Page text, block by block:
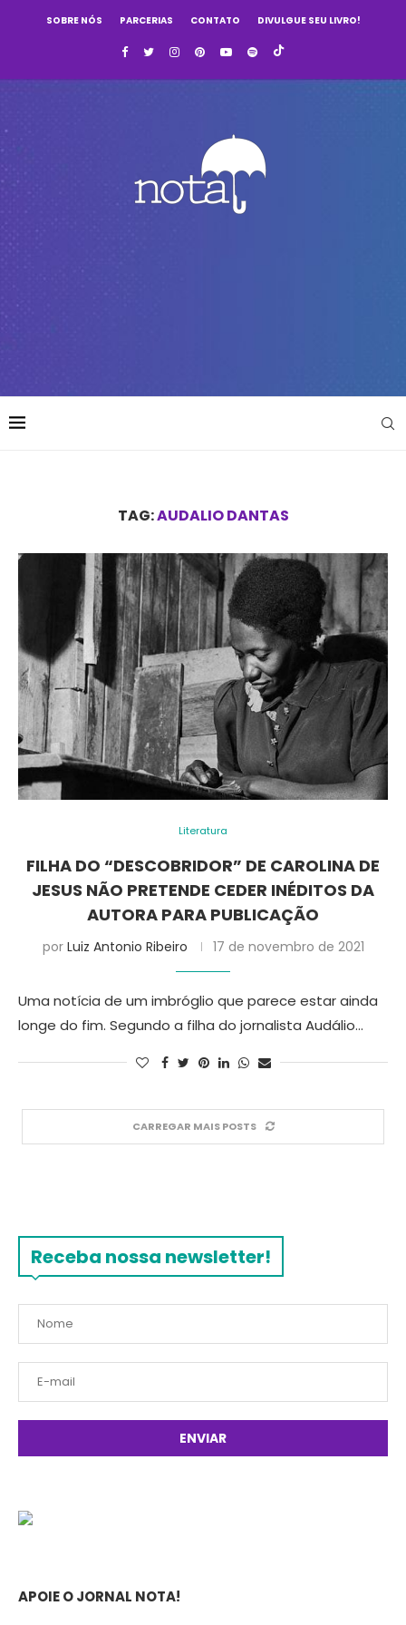
SOBRE NÓS PARCERIAS CONTATO DIVULGUE SEU LIVRO!
TAG:AUDALIO DANTAS
Literatura
FILHA DO “DESCOBRIDOR” DE CAROLINA DE
JESUS NÃO PRETENDE CEDER INÉDITOS DA
AUTORA PARA PUBLICAÇÃO
por Luiz Antonio Ribeiro 17 de novembro de 2021
Uma notícia de um imbróglio que parece estar ainda
longe do fim. Segundo a filha do jornalista Audálio…
CARREGAR MAIS POSTS
Receba nossa newsletter!
APOIE O JORNAL NOTA!